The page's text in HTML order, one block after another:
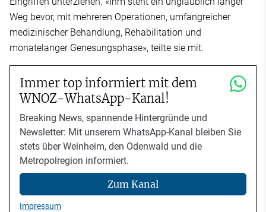
Weg bevor, mit mehreren Operationen, umfangreicher
medizinischer Behandlung, Rehabilitation und
monatelanger Genesungsphase», teilte sie mit.
Immer top informiert mit dem
WNOZ-WhatsApp-Kanal!
Breaking News, spannende Hintergründe und
Newsletter: Mit unserem WhatsApp-Kanal bleiben Sie
stets über Weinheim, den Odenwald und die
Metropolregion informiert.
Zum Kanal
Impressum